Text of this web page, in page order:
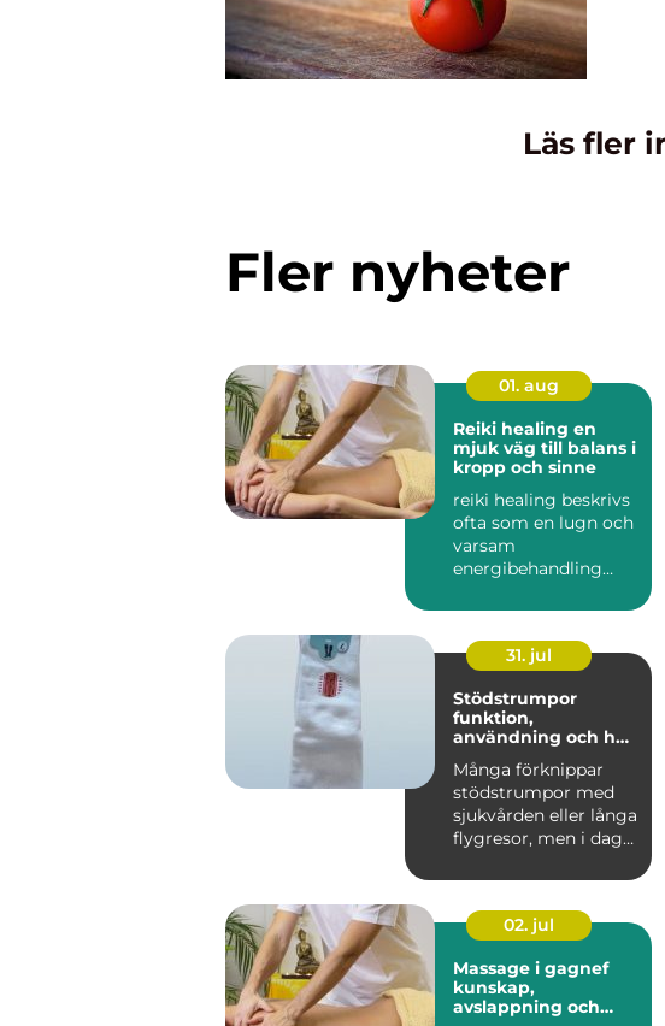
Läs fler
Fler nyheter
01. aug
Reiki healing en
mjuk väg till balans i
kropp och sinne
reiki healing beskrivs
ofta som en lugn och
varsam
energibehandling
egen förmåg...
31. jul
Stödstrumpor
funktion,
användning och hur
Många förknippar
stödstrumpor med
sjukvården eller långa
flygresor, men i dag
h...
02. jul
Massage i gagnef
kunskap,
avslappning och